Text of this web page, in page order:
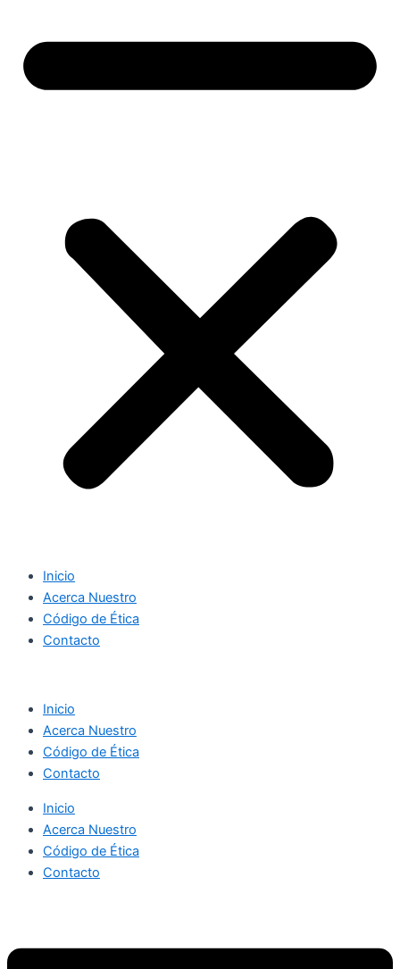
Inicio
Acerca Nuestro
Código de Ética
Contacto
Inicio
Acerca Nuestro
Código de Ética
Contacto
Inicio
Acerca Nuestro
Código de Ética
Contacto